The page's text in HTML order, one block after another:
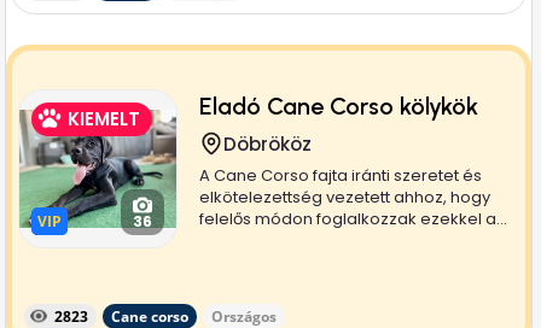
KIEMELT
VIP
VIP 36
Eladó Cane Corso kölykök
Döbrököz
A Cane Corso fajta iránti szeretet és
elkötelezettség vezetett ahhoz, hogy
felelős módon foglalkozzak ezekkel a...
2823 Cane corso Országos